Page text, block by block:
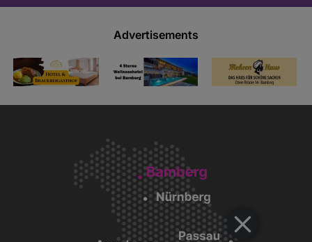
Advertisements